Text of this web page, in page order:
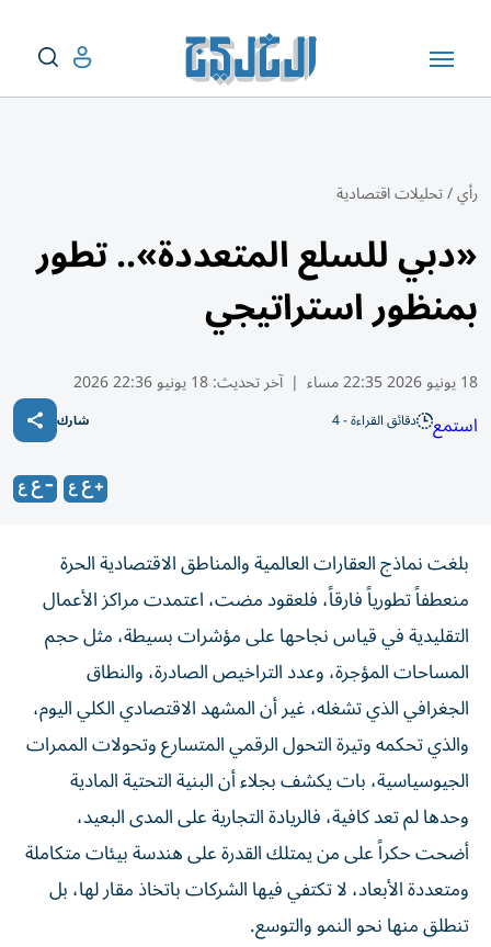
رأي/تحليلات اقتصادية
«دبي للسلع المتعددة».. تطور
بمنظور استراتيجي
18 يونيو 2026 22:35 مساء | آخر تحديث:18 يونيو 22:36 2026
استمع دقائق القراءة - 4 شارك
بلغت نماذج العقارات العالمية والمناطق الاقتصادية الحرة
منعطفاً تطورياً فارقاً، فلعقود مضت، اعتمدت مراكز الأعمال
التقليدية في قياس نجاحها على مؤشرات بسيطة، مثل حجم
المساحات المؤجرة، وعدد التراخيص الصادرة، والنطاق
الجغرافي الذي تشغله، غير أن المشهد الاقتصادي الكلي اليوم،
والذي تحكمه وتيرة التحول الرقمي المتسارع وتحولات الممرات
الجيوسياسية، بات يكشف بجلاء أن البنية التحتية المادية
وحدها لم تعد كافية، فالريادة التجارية على المدى البعيد،
أضحت حكراً على من يمتلك القدرة على هندسة بيئات متكاملة
ومتعددة الأبعاد، لا تكتفي فيها الشركات باتخاذ مقار لها، بل
تنطلق منها نحو النمو والتوسع.